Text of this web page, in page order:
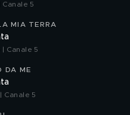
5
MIA TERRA
Canale 5
DA ME
Canale 5